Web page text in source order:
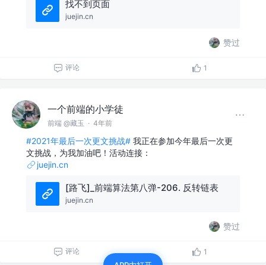
找不到页面
juejin.cn
赞过
评论 1
一个前端的小学徒
前端 @藏玉 · 4年前
#2021年最后一次更文挑战# 我正在参加今年最后一次更
文挑战，为我加油吧！活动连接：
juejin.cn
[路飞]_前端算法第八弹-206. 反转链表
juejin.cn
赞过
评论 1